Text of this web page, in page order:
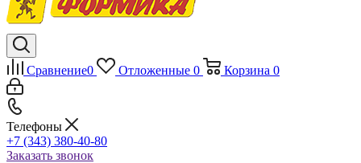
Сравнение0 Отложенные 0 Корзина 0
Телефоны
+7 (343) 380-40-80
Заказать звонок